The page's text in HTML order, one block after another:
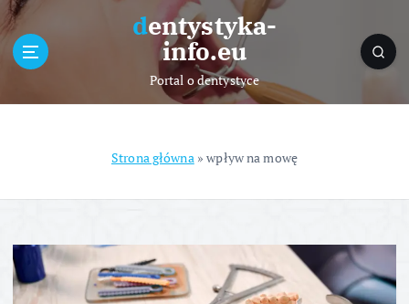
t
dentystyka-
info.eu
Portal o dentystyce
Strona główna»wpływ na mowę